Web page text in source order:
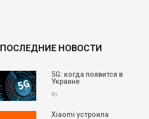
ПОСЛЕДНИЕ НОВОСТИ
5G: когда появится в
Украине
By
Xiaomi устроила